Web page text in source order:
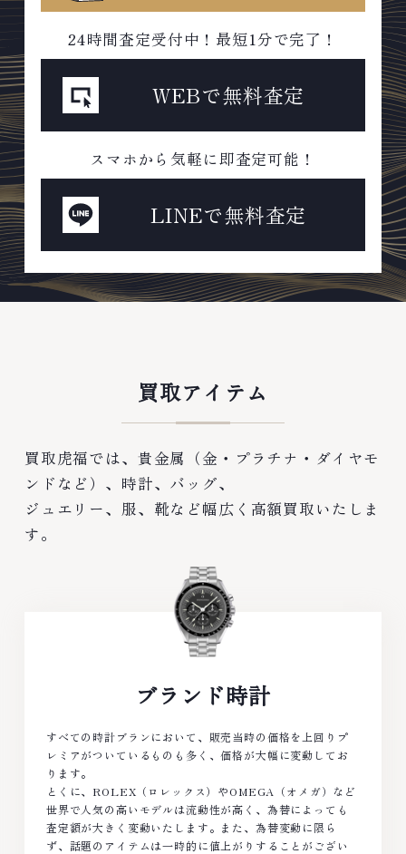
24時間査定受付中！最短1分で完了！
WEBで無料査定
スマホから気軽に即査定可能！
LINEで無料査定
買取アイテム
買取虎福では、貴金属（金・プラチナ・ダイヤモ
ンドなど）、時計、バッグ、
ジュエリー、服、靴など幅広く高額買取いたしま
す。
ブランド時計
すべての時計ブランにおいて、販売当時の価格を上回りプ
レミアがついているものも多く、価格が大幅に変動してお
ります。
とくに、ROLEX（ロレックス）やOMEGA（オメガ）など
世界で人気の高いモデルは流動性が高く、為替によっても
査定額が大きく変動いたします。また、為替変動に限ら
ず、話題のアイテムは一時的に値上がりすることがござい